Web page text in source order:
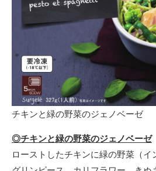
チキンと緑の野菜のジェノベーゼ
◎チキンと緑の野菜のジェノベーゼ
ローストしたチキンに緑の野菜（イ